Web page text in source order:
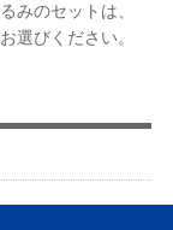
みのセットは、
選びください。